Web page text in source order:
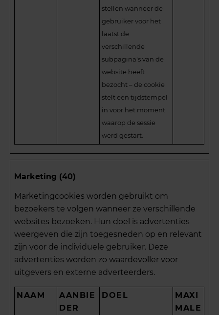
stellen wanneer de
gebruiker voor het
laatst de
verschillende
subpagina's van de
website heeft
bezocht – de cookie
stelt een tijdstempel
in voor het moment
waarop de sessie
werd gestart.
Marketing (40)
Marketingcookies worden gebruikt om
bezoekers te volgen wanneer ze verschillende
websites bezoeken. Hun doel is advertenties
weergeven die zijn toegesneden op en relevant
zijn voor de individuele gebruiker. Deze
advertenties worden zo waardevoller voor
uitgevers en externe adverteerders.
NAAM
AANBIE
DER
DOEL
MAXI
MALE